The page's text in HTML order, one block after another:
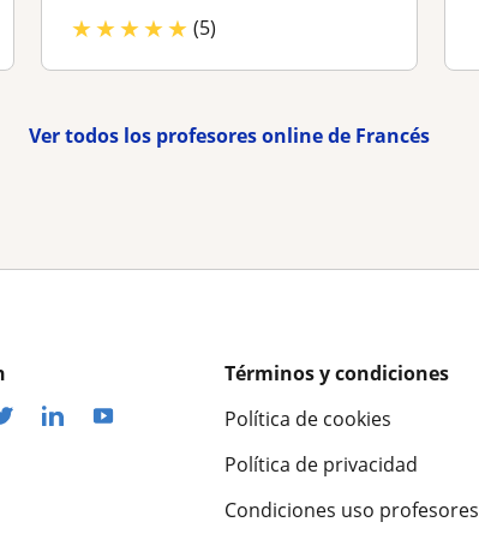
★★★★★ (5)
Ver todos los profesores online de Francés
Términos y condiciones
Política de cookies
Política de privacidad
Condiciones uso profesores